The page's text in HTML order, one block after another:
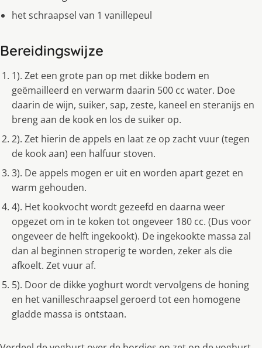
het schraapsel van 1 vanillepeul
Bereidingswijze
1). Zet een grote pan op met dikke bodem en
geëmailleerd en verwarm daarin 500 cc water. Doe
daarin de wijn, suiker, sap, zeste, kaneel en steranijs en
breng aan de kook en los de suiker op.
2). Zet hierin de appels en laat ze op zacht vuur (tegen
de kook aan) een halfuur stoven.
3). De appels mogen er uit en worden apart gezet en
warm gehouden.
4). Het kookvocht wordt gezeefd en daarna weer
opgezet om in te koken tot ongeveer 180 cc. (Dus voor
ongeveer de helft ingekookt). De ingekookte massa zal
dan al beginnen stroperig te worden, zeker als die
afkoelt. Zet vuur af.
5). Door de dikke yoghurt wordt vervolgens de honing
en het vanilleschraapsel geroerd tot een homogene
gladde massa is ontstaan.